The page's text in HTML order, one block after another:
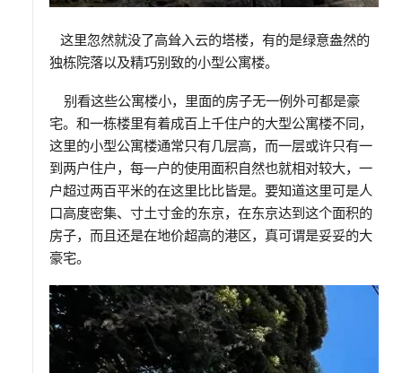
这里忽然就没了高耸入云的塔楼，有的是绿意盎然的
独栋院落以及精巧别致的小型公寓楼。
别看这些公寓楼小，里面的房子无一例外可都是豪
宅。和一栋楼里有着成百上千住户的大型公寓楼不同，
这里的小型公寓楼通常只有几层高，而一层或许只有一
到两户住户，每一户的使用面积自然也就相对较大，一
户超过两百平米的在这里比比皆是。要知道这里可是人
口高度密集、寸土寸金的东京，在东京达到这个面积的
房子，而且还是在地价超高的港区，真可谓是妥妥的大
豪宅。